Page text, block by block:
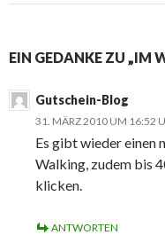
EIN GEDANKE ZU „IM
Gutschein-Blog
31. MÄRZ 2010 UM 16:52
Es gibt wieder einen
Walking, zudem bis
klicken.
ANTWORTEN